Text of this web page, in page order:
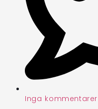
Inga kommentarer